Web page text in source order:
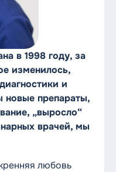
в 1998 году, за
изменилось,
и
новые препараты,
„выросло“
врачей, мы
любовь